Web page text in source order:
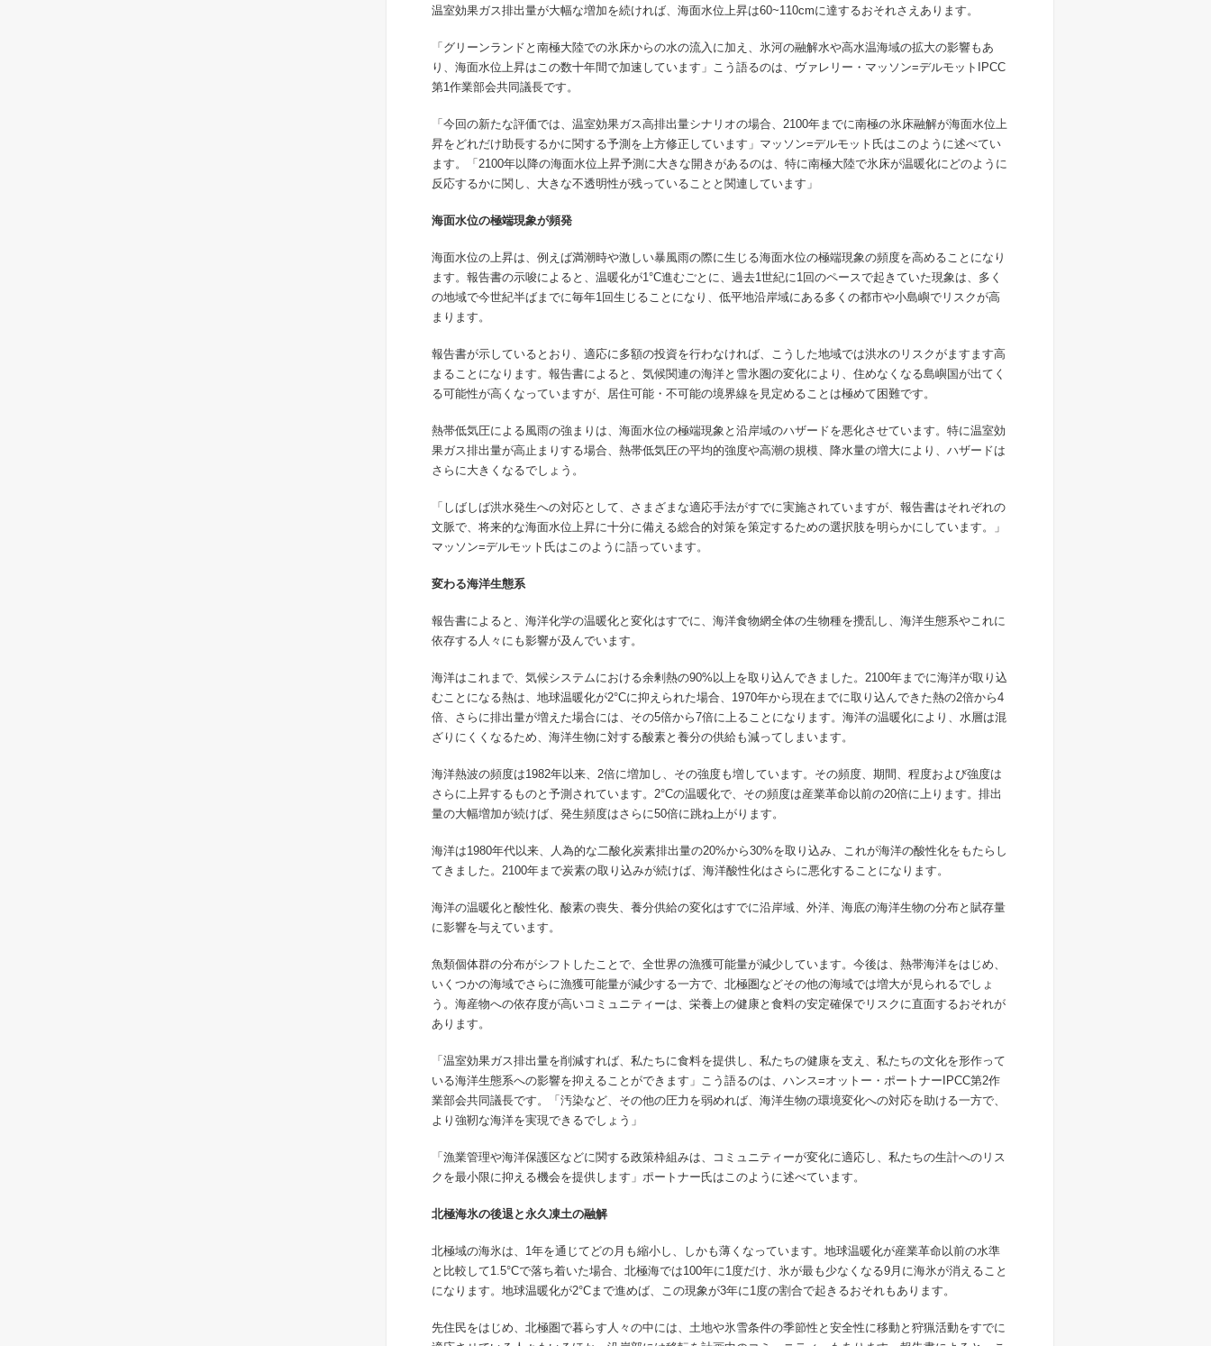
温室効果ガス排出量が大幅な増加を続ければ、海面水位上昇は60~110cmに達するおそれさえあります。
「グリーンランドと南極大陸での氷床からの水の流入に加え、氷河の融解水や高水温海域の拡大の影響もあ
り、海面水位上昇はこの数十年間で加速しています」こう語るのは、ヴァレリー・マッソン=デルモットIPCC
第1作業部会共同議長です。
「今回の新たな評価では、温室効果ガス高排出量シナリオの場合、2100年までに南極の氷床融解が海面水位上
昇をどれだけ助長するかに関する予測を上方修正しています」マッソン=デルモット氏はこのように述べてい
ます。「2100年以降の海面水位上昇予測に大きな開きがあるのは、特に南極大陸で氷床が温暖化にどのように
反応するかに関し、大きな不透明性が残っていることと関連しています」
海面水位の極端現象が頻発
海面水位の上昇は、例えば満潮時や激しい暴風雨の際に生じる海面水位の極端現象の頻度を高めることになり
ます。報告書の示唆によると、温暖化が1°C進むごとに、過去1世紀に1回のペースで起きていた現象は、多く
の地域で今世紀半ばまでに毎年1回生じることになり、低平地沿岸域にある多くの都市や小島嶼でリスクが高
まります。
報告書が示しているとおり、適応に多額の投資を行わなければ、こうした地域では洪水のリスクがますます高
まることになります。報告書によると、気候関連の海洋と雪氷圏の変化により、住めなくなる島嶼国が出てく
る可能性が高くなっていますが、居住可能・不可能の境界線を見定めることは極めて困難です。
熱帯低気圧による風雨の強まりは、海面水位の極端現象と沿岸域のハザードを悪化させています。特に温室効
果ガス排出量が高止まりする場合、熱帯低気圧の平均的強度や高潮の規模、降水量の増大により、ハザードは
さらに大きくなるでしょう。
「しばしば洪水発生への対応として、さまざまな適応手法がすでに実施されていますが、報告書はそれぞれの
文脈で、将来的な海面水位上昇に十分に備える総合的対策を策定するための選択肢を明らかにしています。」
マッソン=デルモット氏はこのように語っています。
変わる海洋生態系
報告書によると、海洋化学の温暖化と変化はすでに、海洋食物網全体の生物種を攪乱し、海洋生態系やこれに
依存する人々にも影響が及んでいます。
海洋はこれまで、気候システムにおける余剰熱の90%以上を取り込んできました。2100年までに海洋が取り込
むことになる熱は、地球温暖化が2°Cに抑えられた場合、1970年から現在までに取り込んできた熱の2倍から4
倍、さらに排出量が増えた場合には、その5倍から7倍に上ることになります。海洋の温暖化により、水層は混
ざりにくくなるため、海洋生物に対する酸素と養分の供給も減ってしまいます。
海洋熱波の頻度は1982年以来、2倍に増加し、その強度も増しています。その頻度、期間、程度および強度は
さらに上昇するものと予測されています。2°Cの温暖化で、その頻度は産業革命以前の20倍に上ります。排出
量の大幅増加が続けば、発生頻度はさらに50倍に跳ね上がります。
海洋は1980年代以来、人為的な二酸化炭素排出量の20%から30%を取り込み、これが海洋の酸性化をもたらし
てきました。2100年まで炭素の取り込みが続けば、海洋酸性化はさらに悪化することになります。
海洋の温暖化と酸性化、酸素の喪失、養分供給の変化はすでに沿岸域、外洋、海底の海洋生物の分布と賦存量
に影響を与えています。
魚類個体群の分布がシフトしたことで、全世界の漁獲可能量が減少しています。今後は、熱帯海洋をはじめ、
いくつかの海域でさらに漁獲可能量が減少する一方で、北極圏などその他の海域では増大が見られるでしょ
う。海産物への依存度が高いコミュニティーは、栄養上の健康と食料の安定確保でリスクに直面するおそれが
あります。
「温室効果ガス排出量を削減すれば、私たちに食料を提供し、私たちの健康を支え、私たちの文化を形作って
いる海洋生態系への影響を抑えることができます」こう語るのは、ハンス=オットー・ポートナーIPCC第2作
業部会共同議長です。「汚染など、その他の圧力を弱めれば、海洋生物の環境変化への対応を助ける一方で、
より強靭な海洋を実現できるでしょう」
「漁業管理や海洋保護区などに関する政策枠組みは、コミュニティーが変化に適応し、私たちの生計へのリス
クを最小限に抑える機会を提供します」ポートナー氏はこのように述べています。
北極海氷の後退と永久凍土の融解
北極域の海氷は、1年を通じてどの月も縮小し、しかも薄くなっています。地球温暖化が産業革命以前の水準
と比較して1.5°Cで落ち着いた場合、北極海では100年に1度だけ、氷が最も少なくなる9月に海氷が消えること
になります。地球温暖化が2°Cまで進めば、この現象が3年に1度の割合で起きるおそれもあります。
先住民をはじめ、北極圏で暮らす人々の中には、土地や氷雪条件の季節性と安全性に移動と狩猟活動をすでに